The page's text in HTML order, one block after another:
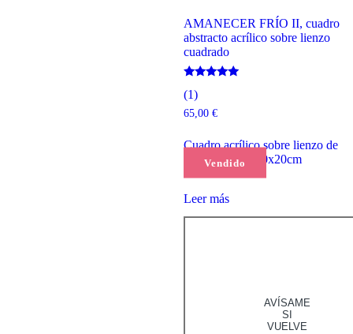
Vendido
AMANECER FRÍO II, cuadro
abstracto acrílico sobre lienzo
cuadrado
con
5.00
de 5
(1)
65,00 €
Cuadro acrílico sobre lienzo de
fondo grueso, 20x20cm
Leer más
AVÍSAME
SI
VUELVE